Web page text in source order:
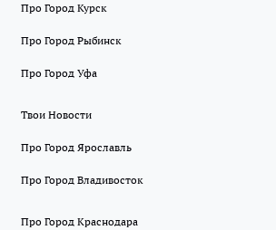
Про Город Курск
Про Город Рыбинск
Про Город Уфа
Твои Новости
Про Город Ярославль
Про Город Владивосток
Про Город Краснодара